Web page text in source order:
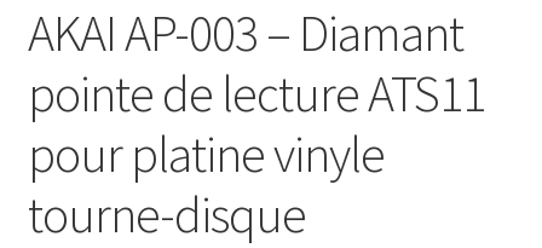
AKAI AP-003 – Diamant
pointe de lecture ATS11
pour platine vinyle
tourne-disque